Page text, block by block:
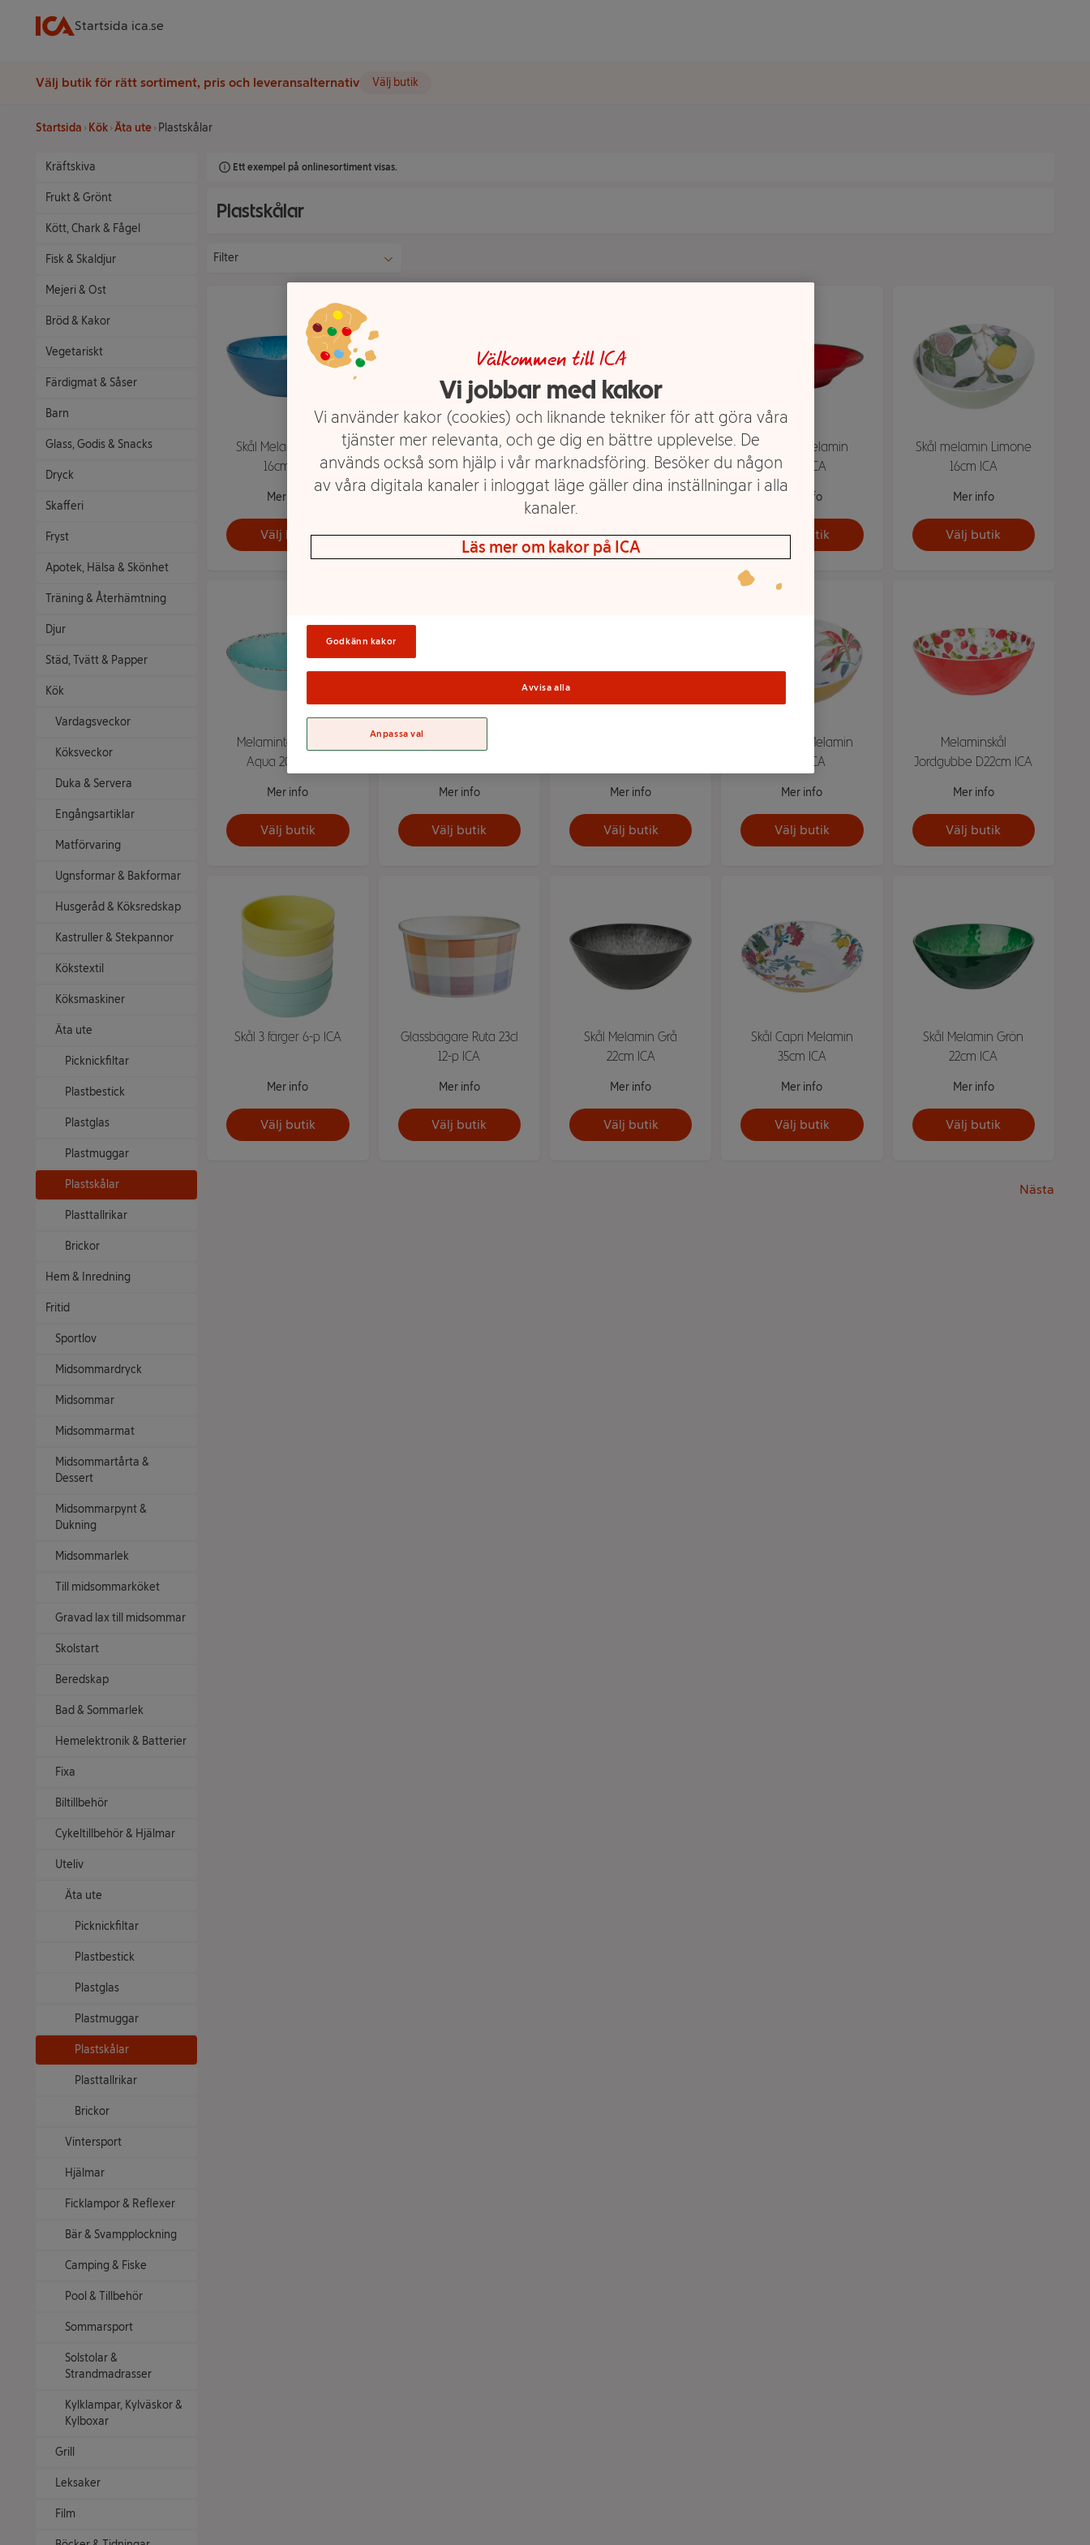
Startsida ica.se
Välj butik för rätt sortiment, pris och leveransalternativ Välj butik
Startsida Kök Äta ute Plastskålar
Kräftskiva
Frukt & Grönt
Kött, Chark & Fågel
Fisk & Skaldjur
Mejeri & Ost
Bröd & Kakor
Vegetariskt
Färdigmat & Såser
Barn
Glass, Godis & Snacks
Dryck
Skafferi
Fryst
Apotek, Hälsa & Skönhet
Träning & Återhämtning
Djur
Städ, Tvätt & Papper
Kök
Vardagsveckor
Köksveckor
Duka & Servera
Engångsartiklar
Matförvaring
Ugnsformar & Bakformar
Husgeråd & Köksredskap
Kastruller & Stekpannor
Kökstextil
Köksmaskiner
Äta ute
Picknickfiltar
Plastbestick
Plastglas
Plastmuggar
Plastskålar
Plasttallrikar
Brickor
Hem & Inredning
Fritid
Sportlov
Midsommardryck
Midsommar
Midsommarmat
Midsommartårta &
Dessert
Midsommarpynt &
Dukning
Midsommarlek
Till midsommarköket
Gravad lax till midsommar
Skolstart
Beredskap
Bad & Sommarlek
Hemelektronik & Batterier
Fixa
Biltillbehör
Cykeltillbehör & Hjälmar
Uteliv
Äta ute
Picknickfiltar
Plastbestick
Plastglas
Plastmuggar
Plastskålar
Plasttallrikar
Brickor
Vintersport
Hjälmar
Ficklampor & Reflexer
Bär & Svampplockning
Camping & Fiske
Pool & Tillbehör
Sommarsport
Solstolar &
Strandmadrasser
Kylklampar, Kylväskor &
Kylboxar
Grill
Leksaker
Film
Ett exempel på onlinesortiment visas.
Plastskålar
Filter
Skål Melamin Aqua
16cm ICA
Mer info
Välj butik
Skål Hamrad Plast
27cm
Välj butik
Skål Aqua 14cm ICA
Välj butik
Skål röd melamin
35cm ICA
Mer info
Välj butik
Skål melamin Limone
16cm ICA
Mer info
Välj butik
Melamintallrik Djup
Aqua 20cm ICA
Mer info
Välj butik
Skål melamin Kräfta
Mer info
Välj butik
Mer info
Välj butik
Skål Capri Melamin
16cm ICA
Mer info
Välj butik
Melaminskål
Jordgubbe D22cm ICA
Mer info
Välj butik
Skål 3 färger 6-p ICA
Mer info
Välj butik
Glassbägare Ruta 23cl
12-p ICA
Mer info
Välj butik
Skål Melamin Grå
22cm ICA
Mer info
Välj butik
Skål Capri Melamin
35cm ICA
Mer info
Välj butik
Skål Melamin Grön
22cm ICA
Mer info
Välj butik
Nästa
Välkommen till ICA
Vi jobbar med kakor
Vi använder kakor (cookies) och liknande tekniker för att göra våra
tjänster mer relevanta, och ge dig en bättre upplevelse. De
används också som hjälp i vår marknadsföring. Besöker du någon
av våra digitala kanaler i inloggat läge gäller dina inställningar i alla
kanaler.
Läs mer om kakor på ICA
Godkänn kakor
Avvisa alla
Anpassa val